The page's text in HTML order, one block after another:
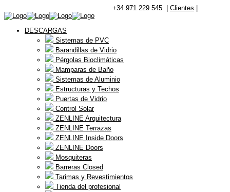
+34 971 229 545 | Clientes
DESCARGAS
Sistemas de PVC
Barandillas de Vidrio
Pérgolas Bioclimáticas
Mamparas de Baño
Sistemas de Aluminio
Estructuras y Techos
Puertas de Vidrio
Control Solar
ZENLINE Arquitectura
ZENLINE Terrazas
ZENLINE Inside Doors
ZENLINE Doors
Mosquiteras
Barreras Closed
Tarimas y Revestimientos
Tienda del profesional